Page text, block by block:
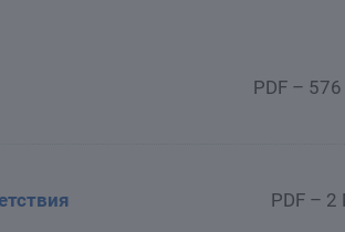
PDF –
PDF –